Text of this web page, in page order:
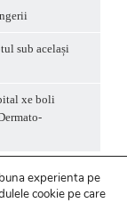
sub același
xe boli
experienta pe
cookie pe care